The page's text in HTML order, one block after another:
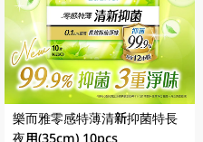
樂而雅零感特薄清新抑菌特長
夜用(35cm) 10pcs